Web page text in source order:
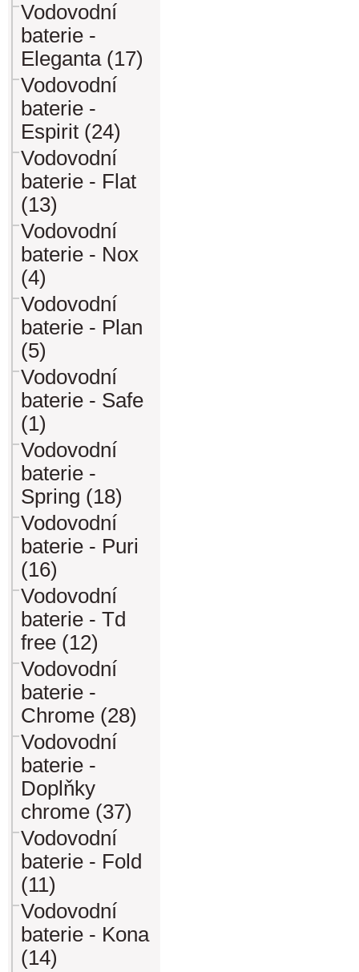
Vodovodní
baterie -
Eleganta (17)
Vodovodní
baterie -
Espirit (24)
Vodovodní
baterie - Flat
(13)
Vodovodní
baterie - Nox
(4)
Vodovodní
baterie - Plan
(5)
Vodovodní
baterie - Safe
(1)
Vodovodní
baterie -
Spring (18)
Vodovodní
baterie - Puri
(16)
Vodovodní
baterie - Td
free (12)
Vodovodní
baterie -
Chrome (28)
Vodovodní
baterie -
Doplňky
chrome (37)
Vodovodní
baterie - Fold
(11)
Vodovodní
baterie - Kona
(14)